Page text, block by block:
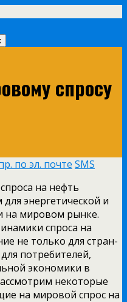
спросу
по эл. почте SMS
на нефть
энергетической и
на мировом рынке.
спроса на
не только для стран-
потребителей,
экономики в
некоторые
на мировой спрос на